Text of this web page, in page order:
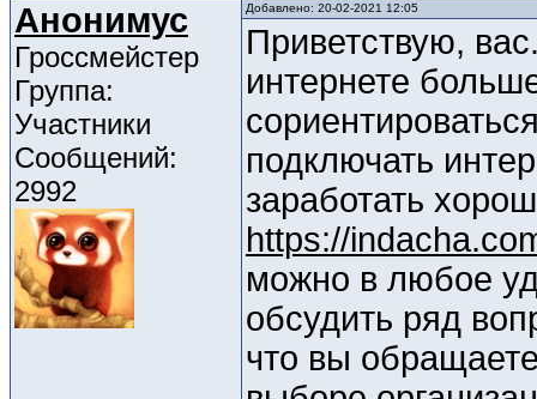
Анонимус
Гроссмейстер
Группа:
Участники
Сообщений:
2992
Добавлено: 20-02-2021 12:05
Приветствую,
интернете
подключать
заработать
https://
можно в любое
обсудить ряд
что вы